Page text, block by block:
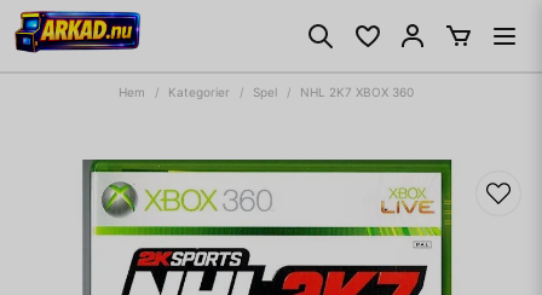
Hem Kategorier Spel NHL 2K7 XBOX 360